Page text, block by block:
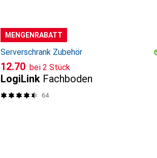
MENGENRABATT
Serverschrank Zubehör
CHF
12.70 bei 2 Stück
LogiLink Fachboden
64